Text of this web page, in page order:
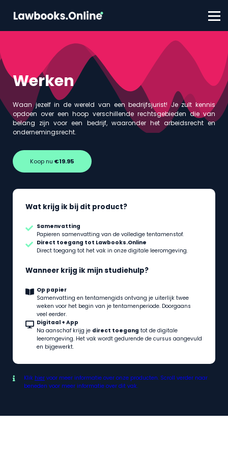
FAQ
Contact
Account aanmaken
Inloggen
Werken
Waan jezelf in de wereld van een bedrijfsjurist! Je zult kennis
opdoen over een hoop verschillende rechtsgebieden die van
belang zijn voor een bedrijf, waaronder het arbeidsrecht en
ondernemingsrecht.
Koop nu €19.95
Wat krijg ik bij dit product?
Samenvatting
Papieren samenvatting van de volledige tentamenstof.
Direct toegang tot Lawbooks.Online
Direct toegang tot het vak in onze digitale leeromgeving.
Wanneer krijg ik mijn studiehulp?
Op papier
Samenvatting en tentamengids ontvang je uiterlijk twee
weken voor het begin van je tentamenperiode. Doorgaans
veel eerder.
Digitaal + App
Na aanschaf krijg je direct toegang tot de digitale
leeromgeving. Het vak wordt gedurende de cursus aangevuld
en bijgewerkt.
Klik hier voor meer informatie over onze producten. Scroll verder naar
beneden voor meer informatie over dit vak.